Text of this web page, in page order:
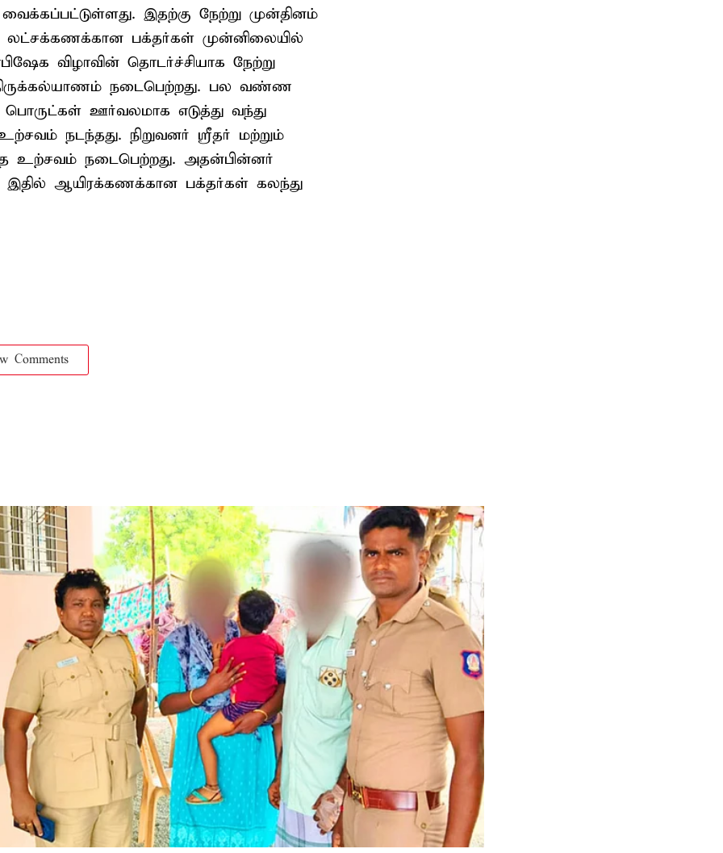
இதற்கு நேற்று முன்தினம்
லட்சக்கணக்கான பக்தர்கள் முன்னிலையில்
விழாவின் தொடர்ச்சியாக நேற்று
நடைபெற்றது. பல வண்ண
ஊர்வலமாக எடுத்து வந்து
நடந்தது. நிறுவனர் ஸ்ரீதர் மற்றும்
உற்சவம் நடைபெற்றது. அதன்பின்னர்
இதில் ஆயிரக்கணக்கான பக்தர்கள் கலந்து
Comments